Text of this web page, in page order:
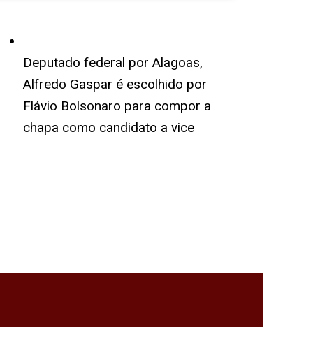
Deputado federal por Alagoas,
Alfredo Gaspar é escolhido por
Flávio Bolsonaro para compor a
chapa como candidato a vice